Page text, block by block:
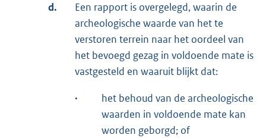
d.
Een rapport is overgelegd, waarin de
archeologische waarde van het te
verstoren terrein naar het oordeel van
het bevoegd gezag in voldoende mate is
vastgesteld en waaruit blijkt dat:
·
het behoud van de archeologische
waarden in voldoende mate kan
worden geborgd; of